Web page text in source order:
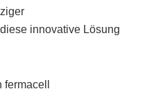
innovative Lösung